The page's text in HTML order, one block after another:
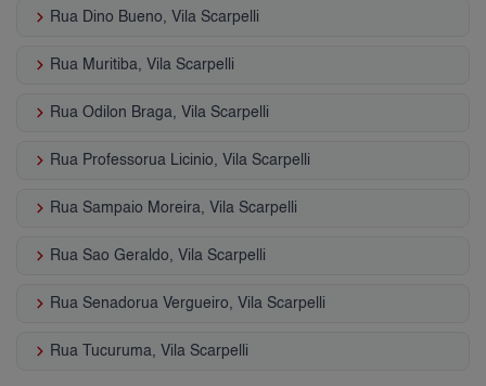
keyboard_arrow_right Rua Dino Bueno, Vila Scarpelli
keyboard_arrow_right Rua Muritiba, Vila Scarpelli
keyboard_arrow_right Rua Odilon Braga, Vila Scarpelli
keyboard_arrow_right Rua Professorua Licinio, Vila Scarpelli
keyboard_arrow_right Rua Sampaio Moreira, Vila Scarpelli
keyboard_arrow_right Rua Sao Geraldo, Vila Scarpelli
keyboard_arrow_right Rua Senadorua Vergueiro, Vila Scarpelli
keyboard_arrow_right Rua Tucuruma, Vila Scarpelli